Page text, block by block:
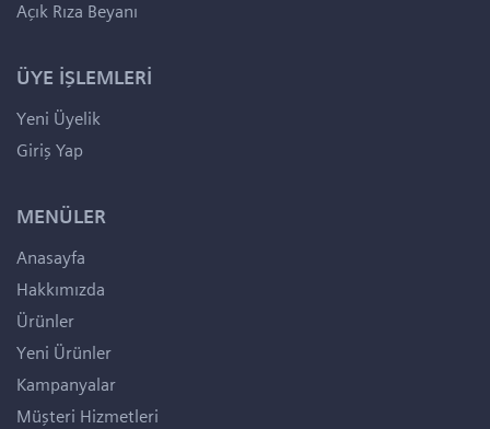
Açık Rıza Beyanı
ÜYE İŞLEMLERİ
Yeni Üyelik
Giriş Yap
MENÜLER
Anasayfa
Hakkımızda
Ürünler
Yeni Ürünler
Kampanyalar
Müşteri Hizmetleri